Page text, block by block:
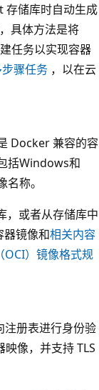
存储库时自动生成
具体方法是将
任务以实现容器
步骤任务 ，以在云
Docker 兼容的容
括Windows和
称。
，或者从存储库中
镜像和相关内容
OCI）镜像格式规
注册表进行身份验
像，并支持 TLS